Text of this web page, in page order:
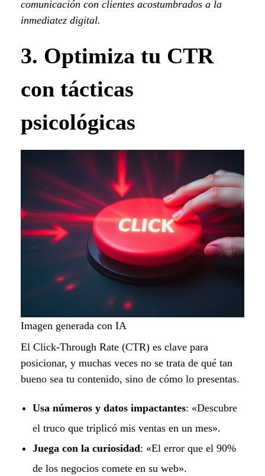
comunicación con clientes acostumbrados a la
inmediatez digital.
3. Optimiza tu CTR
con tácticas
psicológicas
Imagen generada con IA
El Click-Through Rate (CTR) es clave para
posicionar, y muchas veces no se trata de qué tan
bueno sea tu contenido, sino de cómo lo presentas.
Usa números y datos impactantes: «Descubre
el truco que triplicó mis ventas en un mes».
Juega con la curiosidad: «El error que el 90%
de los negocios comete en su web».